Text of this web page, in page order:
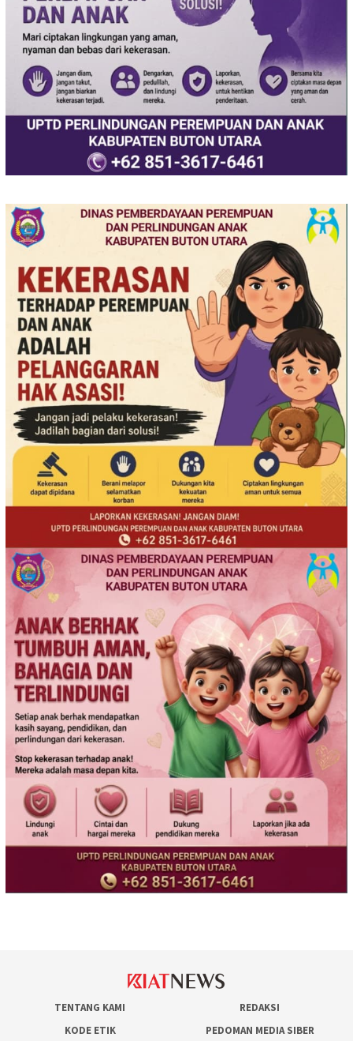
TENTANG KAMI
REDAKSI
KODE ETIK
PEDOMAN MEDIA SIBER